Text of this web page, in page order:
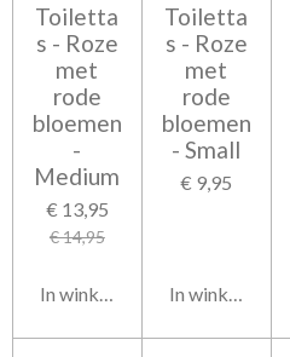
Toiletta
s - Roze
met
rode
bloemen
-
Medium
€ 13,95
€ 14,95
In winkelwagen
Toiletta
s - Roze
met
rode
bloemen
- Small
€ 9,95
In winkelwagen